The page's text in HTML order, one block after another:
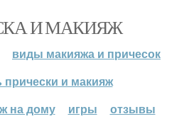
И МАКИЯЖ
виды макияжа и причесок
прически и макияж
на дому
игры отзывы